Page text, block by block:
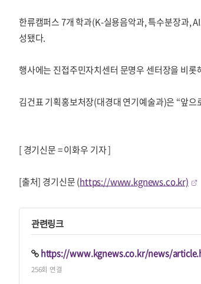
한류캠퍼스 7개 학과(K-실용음악과, 특수분장과,
성됐다.
행사에는 진접주민자치센터 문명우 센터장을 비
김건표 기획홍보처장(대경대 연기예술과)은 “앞
[ 경기신문 = 이화우 기자 ]
[출처] 경기신문 (https://www.kgnews.co.kr)
관련링크
https://www.kgnews.co.kr/news/
256회 연결